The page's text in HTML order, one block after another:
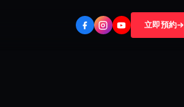
立即預約